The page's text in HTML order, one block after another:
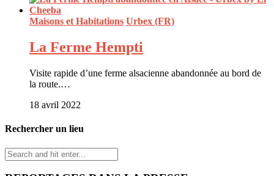
Maisons et Habitations Urbex (FR)
La Ferme Hempti
Visite rapide d’une ferme alsacienne abandonnée au bord de
la route.…
18 avril 2022
Rechercher un lieu